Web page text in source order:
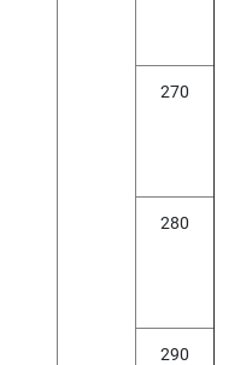
270
280
290